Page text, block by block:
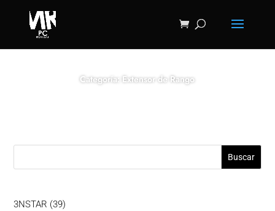
Categoría: Extensor de Rango
Buscar
3NSTAR 3939